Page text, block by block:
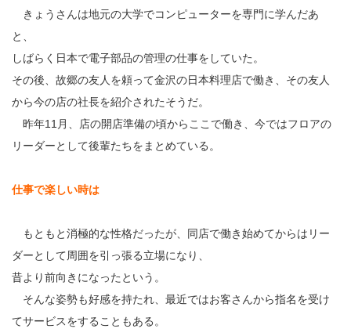
きょうさんは地元の大学でコンピューターを専門に学んだあ
と、
しばらく日本で電子部品の管理の仕事をしていた。
その後、故郷の友人を頼って金沢の日本料理店で働き、その友人
から今の店の社長を紹介されたそうだ。
昨年11月、店の開店準備の頃からここで働き、今ではフロアの
リーダーとして後輩たちをまとめている。
仕事で楽しい時は
もともと消極的な性格だったが、同店で働き始めてからはリー
ダーとして周囲を引っ張る立場になり、
昔より前向きになったという。
そんな姿勢も好感を持たれ、最近ではお客さんから指名を受け
てサービスをすることもある。